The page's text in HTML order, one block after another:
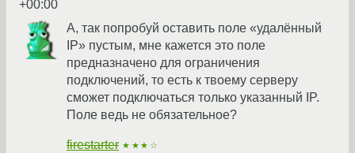
+00:00
А, так попробуй оставить поле «удалённый
IP» пустым, мне кажется это поле
предназначено для ограничения
подключений, то есть к твоему серверу
сможет подключаться только указанный IP.
Поле ведь не обязательное?
firestarter ★★★☆